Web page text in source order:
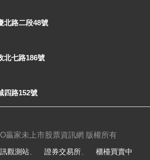
北路二段48號
北七路186號
四路152號
贏家未上市股票資訊網 版權所有
觀測站 證券交易所
櫃檯買賣中